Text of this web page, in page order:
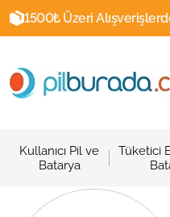
1500₺ Üzeri
Kullanıcı Pil ve
Batarya
Tüketici